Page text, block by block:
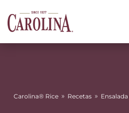
Carolina® Rice » Recetas »